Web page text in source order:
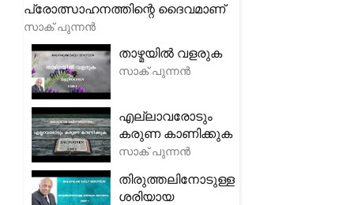
പ്രോത്സാഹനത്തിന്റെ ദൈവമാണ്
സാക് പുന്നൻ
താഴ്മയിൽ വളരുക
സാക് പുന്നൻ
എല്ലാവരോടും
കരുണ കാണിക്കുക
സാക് പുന്നൻ
തിരുത്തലിനോടുള്ള
ശരിയായ